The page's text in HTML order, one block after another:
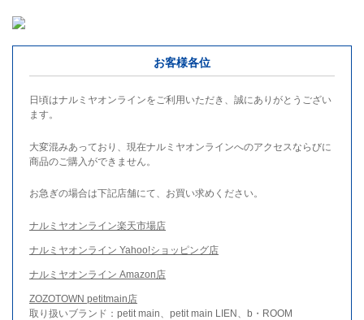
お客様各位
日頃はナルミヤオンラインをご利用いただき、誠にありがとうござい
ます。
大変混みあっており、現在ナルミヤオンラインへのアクセスならびに
商品のご購入ができません。
お急ぎの場合は下記店舗にて、お買い求めください。
ナルミヤオンライン楽天市場店
ナルミヤオンライン Yahoo!ショッピング店
ナルミヤオンライン Amazon店
ZOZOTOWN petitmain店
取り扱いブランド：petit main、petit main LIEN、b・ROOM